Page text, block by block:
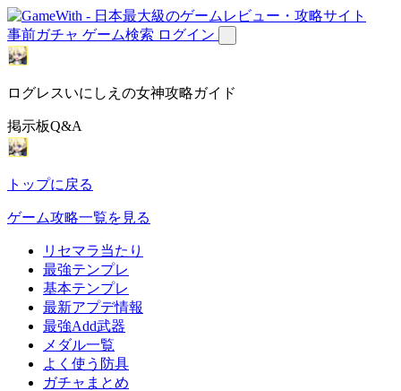
事前ガチャ ゲーム検索 ログイン
ログレスいにしえの女神攻略ガイド
掲示板Q&A
トップに戻る
ゲーム攻略一覧を見る
リセマラ当たり
最強テンプレ
基本テンプレ
最新アプデ情報
最強Add武器
メダル一覧
よく使う防具
ガチャまとめ